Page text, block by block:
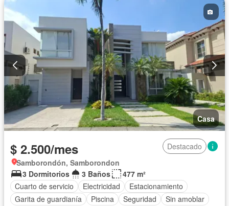
Casa
$ 2.500/mes
Destacado
Samborondón, Samborondon
3 Dormitorios
3 Baños
477 m²
Cuarto de servicio
Electricidad
Estacionamiento
Garita de guardianía
Piscina Seguridad Sin amoblar